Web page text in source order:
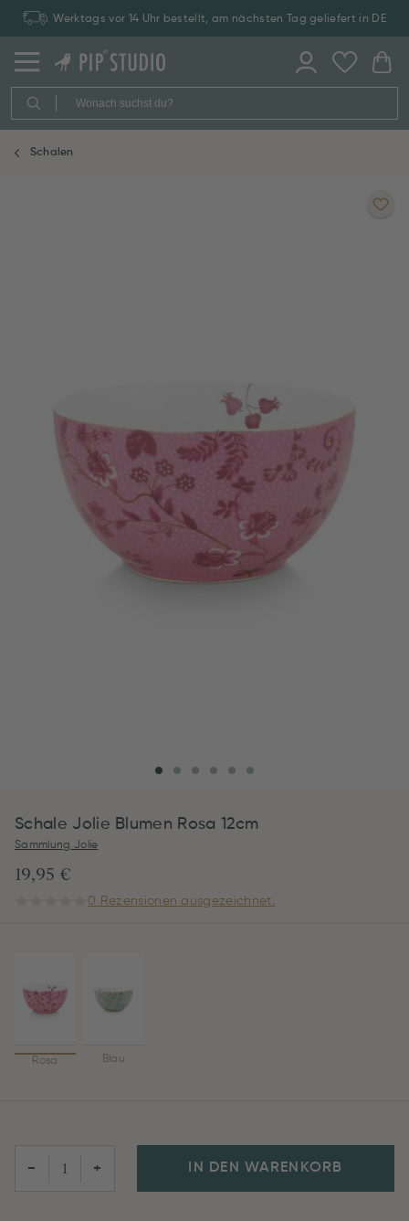
Werktags vor 14 Uhr bestellt, am nächsten Tag geliefert in DE
Schalen
Schale Jolie Blumen Rosa 12cm
Sammlung Jolie
19,95 €
0 Rezensionen ausgezeichnet.
Rosa Blau
− + IN DEN WARENKORB